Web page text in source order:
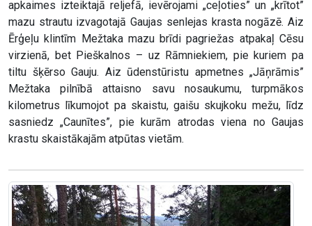
apkaimes izteiktajā reljefā, ievērojami „ceļoties” un „krītot”
mazu strautu izvagotajā Gaujas senlejas krasta nogāzē. Aiz
Ērģeļu klintīm Mežtaka mazu brīdi pagriežas atpakaļ Cēsu
virzienā, bet Pieškalnos – uz Rāmniekiem, pie kuriem pa
tiltu šķērso Gauju. Aiz ūdenstūristu apmetnes „Jāņrāmis”
Mežtaka pilnībā attaisno savu nosaukumu, turpmākos
kilometrus līkumojot pa skaistu, gaišu skujkoku mežu, līdz
sasniedz „Caunītes”, pie kurām atrodas viena no Gaujas
krastu skaistākajām atpūtas vietām.